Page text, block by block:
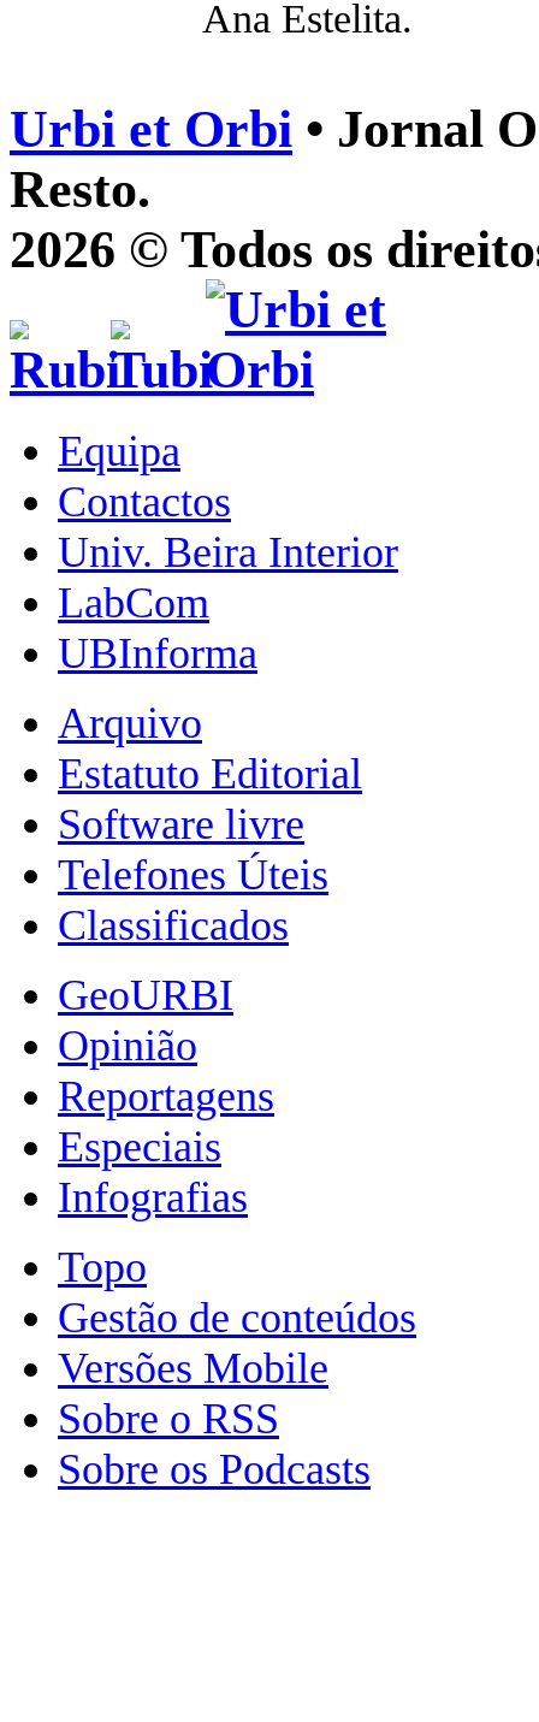
Ana Estelita.
Urbi et Orbi • Jornal
Resto.
2026 © Todos os
Equipa
Contactos
Univ. Beira Interior
LabCom
UBInforma
Arquivo
Estatuto Editorial
Software livre
Telefones Úteis
Classificados
GeoURBI
Opinião
Reportagens
Especiais
Infografias
Topo
Gestão de conteúdos
Versões Mobile
Sobre o RSS
Sobre os Podcasts